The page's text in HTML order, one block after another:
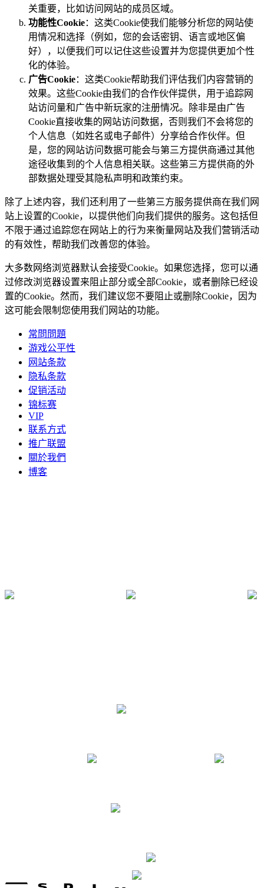
关重要，比如访问网站的成员区域。
功能性Cookie：这类Cookie使我们能够分析您的网站使
用情况和选择（例如，您的会话密钥、语言或地区偏
好），以便我们可以记住这些设置并为您提供更加个性
化的体验。
广告Cookie：这类Cookie帮助我们评估我们内容营销的
效果。这些Cookie由我们的合作伙伴提供，用于追踪网
站访问量和广告中新玩家的注册情况。除非是由广告
Cookie直接收集的网站访问数据，否则我们不会将您的
个人信息（如姓名或电子邮件）分享给合作伙伴。但
是，您的网站访问数据可能会与第三方提供商通过其他
途径收集到的个人信息相关联。这些第三方提供商的外
部数据处理受其隐私声明和政策约束。
除了上述内容，我们还利用了一些第三方服务提供商在我们网
站上设置的Cookie，以提供他们向我们提供的服务。这包括但
不限于通过追踪您在网站上的行为来衡量网站及我们营销活动
的有效性，帮助我们改善您的体验。
大多数网络浏览器默认会接受Cookie。如果您选择，您可以通
过修改浏览器设置来阻止部分或全部Cookie，或者删除已经设
置的Cookie。然而，我们建议您不要阻止或删除Cookie，因为
这可能会限制您使用我们网站的功能。
常問問題
游戏公平性
网站条款
隐私条款
促销活动
锦标赛
VIP
联系方式
推广联盟
關於我們
博客